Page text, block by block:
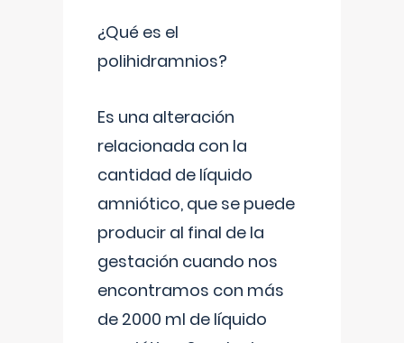
¿Qué es el
polihidramnios?
Es una alteración
relacionada con la
cantidad de líquido
amniótico, que se puede
producir al final de la
gestación cuando nos
encontramos con más
de 2000 ml de líquido